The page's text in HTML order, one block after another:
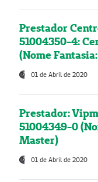
Prestador
51004350-4:
(Nome
01 de Abril de 2020
Prestador:
51004349-0
Master)
01 de Abril de 2020